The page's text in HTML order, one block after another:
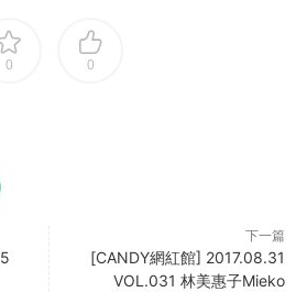
0 0
下一篇
[CANDY網紅館] 2017.08.31
VOL.031 林美惠子Mieko